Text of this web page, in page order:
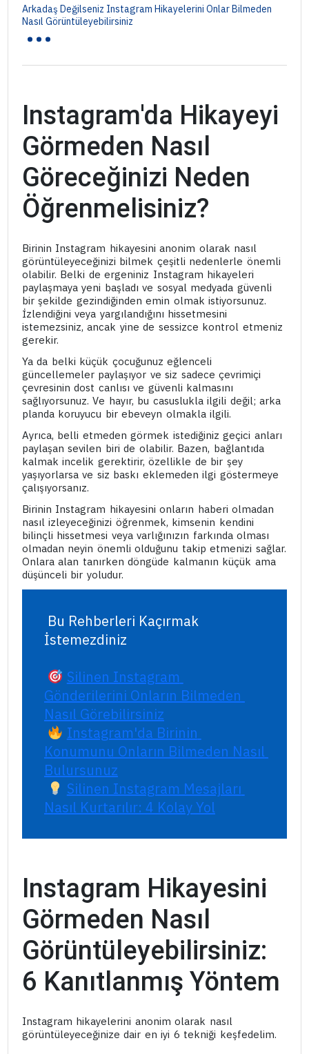
Arkadaş Değilseniz Instagram Hikayelerini Onlar Bilmeden
Nasıl Görüntüleyebilirsiniz
...
Instagram'da Hikayeyi
Görmeden Nasıl
Göreceğinizi Neden
Öğrenmelisiniz?
Birinin Instagram hikayesini anonim olarak nasıl
görüntüleyeceğinizi bilmek çeşitli nedenlerle önemli
olabilir. Belki de ergeniniz Instagram hikayeleri
paylaşmaya yeni başladı ve sosyal medyada güvenli
bir şekilde gezindiğinden emin olmak istiyorsunuz.
İzlendiğini veya yargılandığını hissetmesini
istemezsiniz, ancak yine de sessizce kontrol etmeniz
gerekir.
Ya da belki küçük çocuğunuz eğlenceli
güncellemeler paylaşıyor ve siz sadece çevrimiçi
çevresinin dost canlısı ve güvenli kalmasını
sağlıyorsunuz. Ve hayır, bu casuslukla ilgili değil; arka
planda koruyucu bir ebeveyn olmakla ilgili.
Ayrıca, belli etmeden görmek istediğiniz geçici anları
paylaşan sevilen biri de olabilir. Bazen, bağlantıda
kalmak incelik gerektirir, özellikle de bir şey
yaşıyorlarsa ve siz baskı eklemeden ilgi göstermeye
çalışıyorsanız.
Birinin Instagram hikayesini onların haberi olmadan
nasıl izleyeceğinizi öğrenmek, kimsenin kendini
bilinçli hissetmesi veya varlığınızın farkında olması
olmadan neyin önemli olduğunu takip etmenizi sağlar.
Onlara alan tanırken döngüde kalmanın küçük ama
düşünceli bir yoludur.
Bu Rehberleri Kaçırmak
İstemezdiniz
Silinen Instagram
Gönderilerini Onların Bilmeden
Nasıl Görebilirsiniz
Instagram'da Birinin
Konumunu Onların Bilmeden Nasıl
Bulursunuz
Silinen Instagram Mesajları
Nasıl Kurtarılır: 4 Kolay Yol
Instagram Hikayesini
Görmeden Nasıl
Görüntüleyebilirsiniz:
6 Kanıtlanmış Yöntem
Instagram hikayelerini anonim olarak nasıl
görüntüleyeceğinize dair en iyi 6 tekniği keşfedelim.